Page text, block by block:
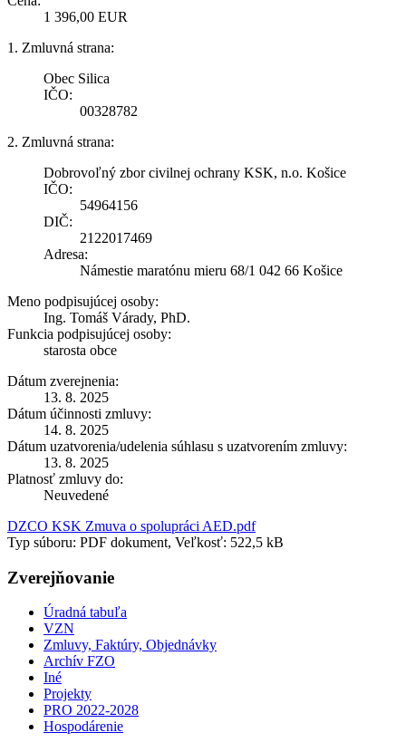
1 396,00 EUR
1. Zmluvná strana:
Obec Silica
IČO:
00328782
2. Zmluvná strana:
Dobrovoľný zbor civilnej ochrany KSK, n.o. Košice
IČO:
54964156
DIČ:
2122017469
Adresa:
Námestie maratónu mieru 68/1 042 66 Košice
Meno podpisujúcej osoby:
Ing. Tomáš Várady, PhD.
Funkcia podpisujúcej osoby:
starosta obce
Dátum zverejnenia:
13. 8. 2025
Dátum účinnosti zmluvy:
14. 8. 2025
Dátum uzatvorenia/udelenia súhlasu s uzatvorením zmluvy:
13. 8. 2025
Platnosť zmluvy do:
Neuvedené
DZCO KSK Zmuva o spolupráci AED.pdf
Typ súboru: PDF dokument, Veľkosť: 522,5 kB
Zverejňovanie
Úradná tabuľa
VZN
Zmluvy, Faktúry, Objednávky
Archív FZO
Iné
Projekty
PRO 2022-2028
Hospodárenie